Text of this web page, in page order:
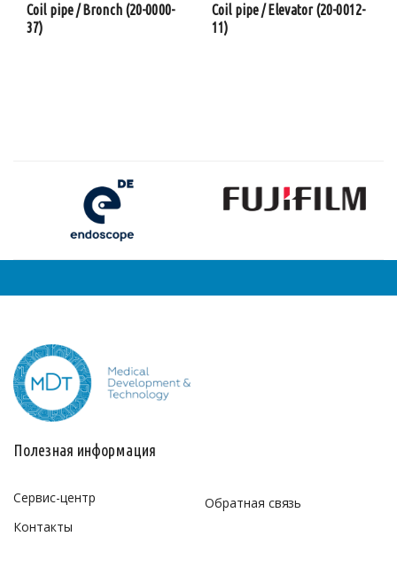
Coil pipe / Bronch (20-0000-
37)
Coil pipe / Elevator (20-0012-
11)
Полезная информация
Сервис-центр
Контакты
Обратная связь